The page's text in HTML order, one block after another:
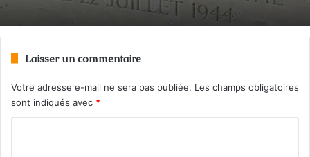
Laisser un commentaire
Votre adresse e-mail ne sera pas publiée. Les champs obligatoires
sont indiqués avec *